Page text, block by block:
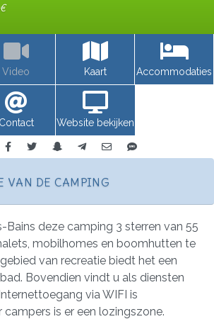
Video Kaart Accommodaties
Contact Website bekijken
VAN DE CAMPING
Bains deze camping 3 sterren van 55
mobilhomes en boomhutten te
van recreatie biedt het een
Bovendien vindt u als diensten
via WIFI is
campers is er een lozingszone.